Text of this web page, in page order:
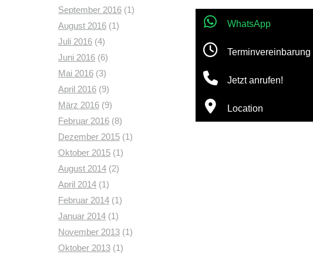
September 2016 (1)
August 2016 (1)
Juli 2016 (4)
Juni 2016 (6)
Mai 2016 (3)
April 2016 (9)
März 2016 (9)
Februar 2016 (8)
Dezember 2015 (1)
Oktober 2015 (1)
August 2014 (2)
April 2014 (1)
Februar 2014 (1)
Januar 2014 (1)
November 2013 (1)
Oktober 2013 (1)
WhatsApp
Terminvereinbarung
Jetzt anrufen!
Location